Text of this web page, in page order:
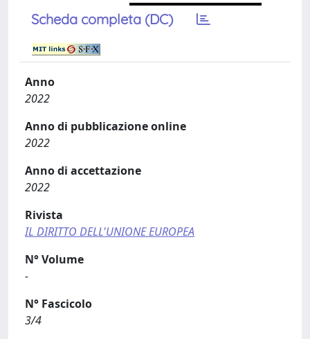
Scheda completa (DC)
Anno
2022
Anno di pubblicazione online
2022
Anno di accettazione
2022
Rivista
IL DIRITTO DELL'UNIONE EUROPEA
N° Volume
-
N° Fascicolo
3/4